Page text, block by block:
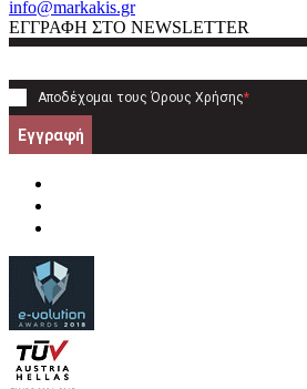
info@markakis.gr
ΕΓΓΡΑΦΗ ΣΤΟ NEWSLETTER
Αποδέχομαι τους Όρους Χρήσης*
Εγγραφή